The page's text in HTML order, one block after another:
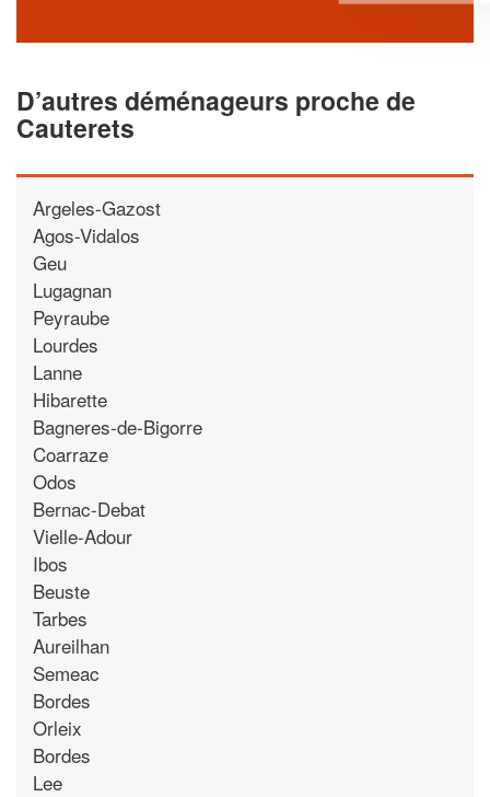
D’autres déménageurs proche de
Cauterets
Argeles-Gazost
Agos-Vidalos
Geu
Lugagnan
Peyraube
Lourdes
Lanne
Hibarette
Bagneres-de-Bigorre
Coarraze
Odos
Bernac-Debat
Vielle-Adour
Ibos
Beuste
Tarbes
Aureilhan
Semeac
Bordes
Orleix
Bordes
Lee